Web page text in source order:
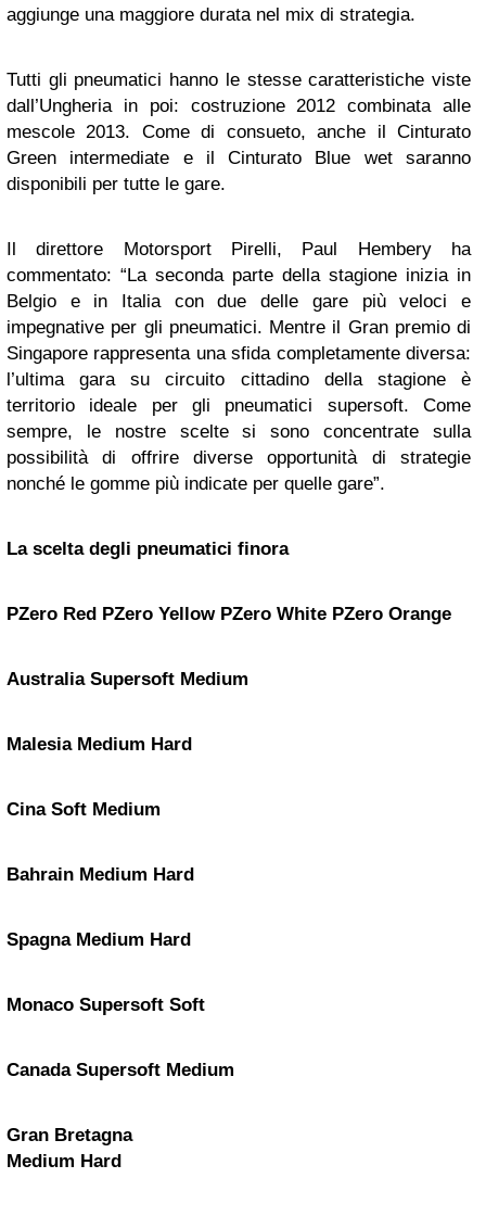
aggiunge una maggiore durata nel mix di strategia.
Tutti gli pneumatici hanno le stesse caratteristiche viste
dall’Ungheria in poi: costruzione 2012 combinata alle
mescole 2013. Come di consueto, anche il Cinturato
Green intermediate e il Cinturato Blue wet saranno
disponibili per tutte le gare.
Il direttore Motorsport Pirelli, Paul Hembery ha
commentato: “La seconda parte della stagione inizia in
Belgio e in Italia con due delle gare più veloci e
impegnative per gli pneumatici. Mentre il Gran premio di
Singapore rappresenta una sfida completamente diversa:
l’ultima gara su circuito cittadino della stagione è
territorio ideale per gli pneumatici supersoft. Come
sempre, le nostre scelte si sono concentrate sulla
possibilità di offrire diverse opportunità di strategie
nonché le gomme più indicate per quelle gare”.
La scelta degli pneumatici finora
PZero Red PZero Yellow PZero White PZero Orange
Australia Supersoft Medium
Malesia Medium Hard
Cina Soft Medium
Bahrain Medium Hard
Spagna Medium Hard
Monaco Supersoft Soft
Canada Supersoft Medium
Gran Bretagna
Medium Hard